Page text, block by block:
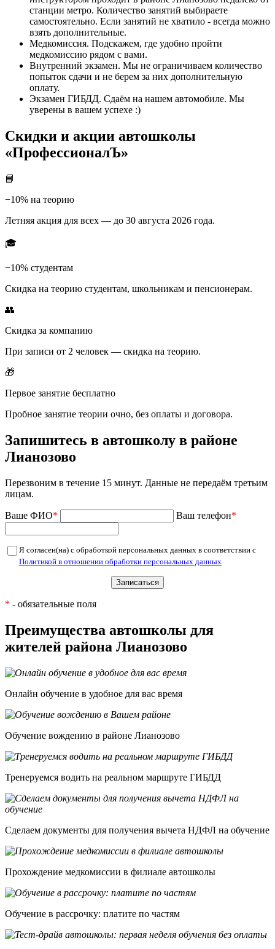
станции метро. Количество занятий выбираете
самостоятельно. Если занятий не хватило - всегда можно
взять дополнительные.
Медкомиссия. Подскажем, где удобно пройти
медкомиссию рядом с вами.
Внутренний экзамен. Мы не ограничиваем количество
попыток сдачи и не берем за них дополнительную
оплату.
Экзамен ГИБДД. Сдаём на нашем автомобиле. Мы
уверены в вашем успехе :)
Скидки и акции автошколы
«ПрофессионалЪ»
📘
−10% на теорию
Летняя акция для всех — до 30 августа 2026 года.
🎓
−10% студентам
Скидка на теорию студентам, школьникам и пенсионерам.
👥
Скидка за компанию
При записи от 2 человек — скидка на теорию.
🎁
Первое занятие бесплатно
Пробное занятие теории очно, без оплаты и договора.
Запишитесь в автошколу в районе
Лианозово
Перезвоним в течение 15 минут. Данные не передаём третьим
лицам.
Ваше ФИО* Ваш телефон*
Я согласен(на) с обработкой персональных данных в соответствии с
Политикой в отношении обработки персональных данных
* - обязательные поля
Преимущества автошколы для
жителей района Лианозово
Онлайн обучение в удобное для вас время
Обучение вождению в районе Лианозово
Тренеруемся водить на реальном маршруте ГИБДД
Сделаем документы для получения вычета НДФЛ на обучение
Прохождение медкомиссии в филиале автошколы
Обучение в рассрочку: платите по частям